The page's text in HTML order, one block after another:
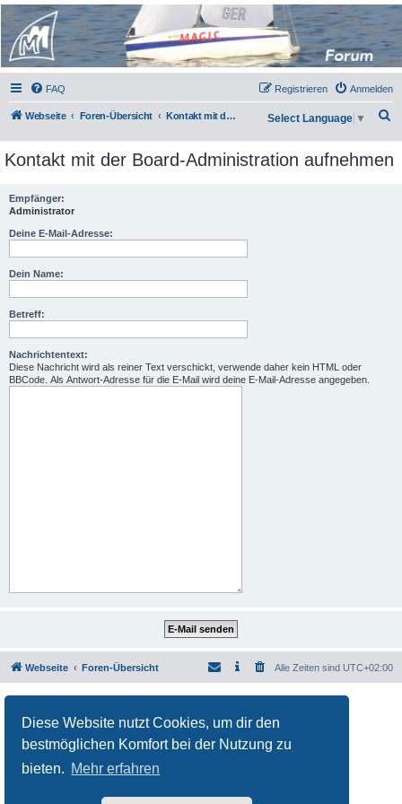
Diese Website nutzt Cookies, um dir den
bestmöglichen Komfort bei der Nutzung zu
bieten. Mehr erfahren
Micro Magic Forum
Deutschland
FAQ Anmelden
Registrieren
Webseite Foren-Übersicht Kontakt mit der Board-Administration aufnehmen
c
Select Language ▼
Kontakt mit der Board-Administration aufnehmen
Empfänger:
Administrator
Deine E-Mail-Adresse:
Dein Name:
Betreff:
Nachrichtentext:
Diese Nachricht wird als reiner Text verschickt, verwende daher kein HTML oder
BBCode. Als Antwort-Adresse für die E-Mail wird deine E-Mail-Adresse angegeben.
Webseite Foren-Übersicht Alle Zeiten sind UTC+02:00
Deutsche Übersetzung durchphpBB.de
Nutzungsbedingungen